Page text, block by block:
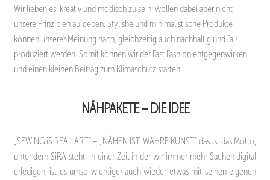
Wir lieben es, kreativ und modisch zu sein, wollen dabei aber nicht
unsere Prinzipien aufgeben. Stylishe und minimalistische Produkte
können unserer Meinung nach, gleichzeitig auch nachhaltig und fair
produziert werden. Somit können wir der Fast Fashion entgegenwirken
und einen kleinen Beitrag zum Klimaschutz starten.
NÄHPAKETE – DIE IDEE
„SEWING iS REAL ART“ – „NÄHEN IST WAHRE KUNST“ das ist das Motto,
unter dem SiRA steht. In einer Zeit in der wir immer mehr Sachen digital
erledigen, ist es umso wichtiger auch wieder etwas mit seinen eigenen